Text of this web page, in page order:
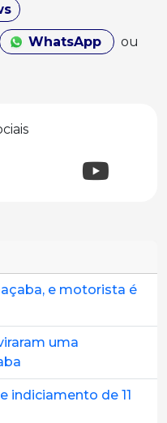
WhatsApp
ou
e motorista é
uma
indiciamento de 11